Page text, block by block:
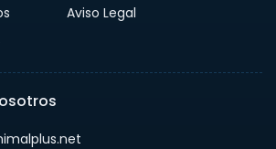
Aviso Legal